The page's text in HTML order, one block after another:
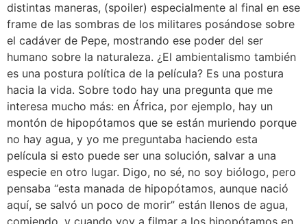
distintas maneras, (spoiler) especialmente al final en ese
frame de las sombras de los militares posándose sobre
el cadáver de Pepe, mostrando ese poder del ser
humano sobre la naturaleza. ¿El ambientalismo también
es una postura política de la película? Es una postura
hacia la vida. Sobre todo hay una pregunta que me
interesa mucho más: en África, por ejemplo, hay un
montón de hipopótamos que se están muriendo porque
no hay agua, y yo me preguntaba haciendo esta
película si esto puede ser una solución, salvar a una
especie en otro lugar. Digo, no sé, no soy biólogo, pero
pensaba “esta manada de hipopótamos, aunque nació
aquí, se salvó un poco de morir” están llenos de agua,